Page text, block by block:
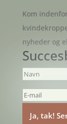
Kom
nyheder og
Ja, tak!